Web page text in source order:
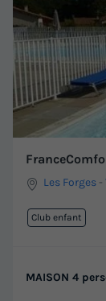
Les Forges -
Club enfant
MAISON 4